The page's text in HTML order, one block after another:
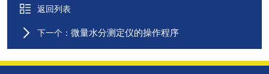
返回列表
下一个： 微量水分测定仪的操作程序